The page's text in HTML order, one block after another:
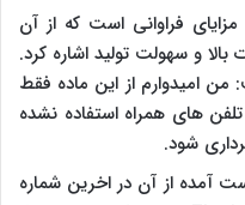
فراوانی است که از آن
و سهولت تولید اشاره کرد.
امیدوارم از این ماده فقط
های همراه استفاده نشده
شود.
آمده از آن در اخرین شماره